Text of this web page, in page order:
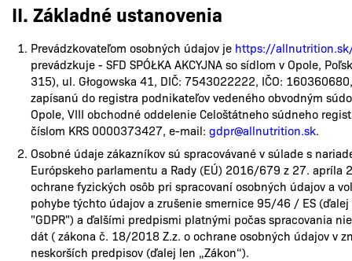
II. Základné ustanovenia
Prevádzkovateľom osobných údajov je https://
prevádzkuje - SFD SPÓŁKA AKCYJNA so sídlom v Opole,
315), ul. Głogowska 41, DIČ: 7543022222, IČO: 160360680,
zapísanú do registra podnikateľov vedeného obvodným
Opole, VIII obchodné oddelenie Celoštátneho súdneho
číslom KRS 0000373427, e-mail: gdpr@allnutrition.sk.
Osobné údaje zákazníkov sú spracovávané v súlade s
Európskeho parlamentu a Rady (EÚ) 2016/679 z 27. apríla
ochrane fyzických osôb pri spracovaní osobných údajov a
pohybe týchto údajov a zrušenie smernice 95/46 / ES (ďalej
"GDPR") a ďalšími predpismi platnými počas spracovania
dát ( zákona č. 18/2018 Z.z. o ochrane osobných údajov v
neskorších predpisov (ďalej len „Zákon“).